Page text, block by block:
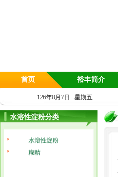
首页 裕丰简介
126年8月7日 星期五
水溶性淀粉分类
水溶性淀粉
糊精
·
·